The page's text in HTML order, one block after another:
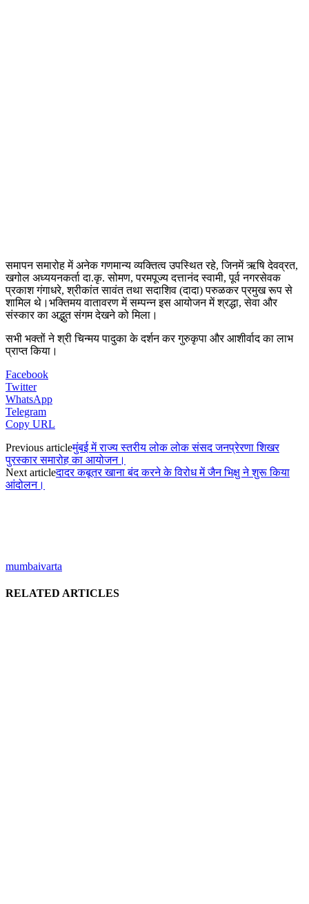
समापन समारोह में अनेक गणमान्य व्यक्तित्व उपस्थित रहे, जिनमें ऋषि देवव्रत,
खगोल अध्ययनकर्ता दा.कृ. सोमण, परमपूज्य दत्तानंद स्वामी, पूर्व नगरसेवक
प्रकाश गंगाधरे, श्रीकांत सावंत तथा सदाशिव (दादा) परुळकर प्रमुख रूप से
शामिल थे।भक्तिमय वातावरण में सम्पन्न इस आयोजन में श्रद्धा, सेवा और
संस्कार का अद्भुत संगम देखने को मिला।
सभी भक्तों ने श्री चिन्मय पादुका के दर्शन कर गुरुकृपा और आशीर्वाद का लाभ
प्राप्त किया।
Facebook
Twitter
WhatsApp
Telegram
Copy URL
Previous articleमुंबई में राज्य स्तरीय लोक लोक संसद जनप्रेरणा शिखर
पुरस्कार समारोह का आयोजन।
Next articleदादर कबूतर खाना बंद करने के विरोध में जैन भिक्षु ने शुरू किया
आंदोलन।
mumbaivarta
RELATED ARTICLES